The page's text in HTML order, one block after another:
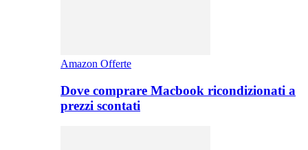
Amazon Offerte
Dove comprare Macbook ricondizionati a
prezzi scontati